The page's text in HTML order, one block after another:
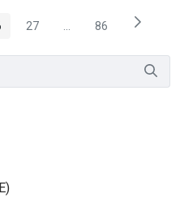
Usar ABA para navegar.
Página
27 PáginasPágina
86